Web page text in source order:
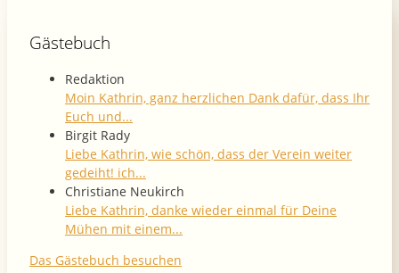
Gästebuch
Redaktion
Moin Kathrin, ganz herzlichen Dank dafür, dass Ihr
Euch und...
Birgit Rady
Liebe Kathrin, wie schön, dass der Verein weiter
gedeiht! ich...
Christiane Neukirch
Liebe Kathrin, danke wieder einmal für Deine
Mühen mit einem...
Das Gästebuch besuchen